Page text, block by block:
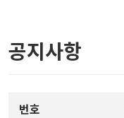
공지사항
번호